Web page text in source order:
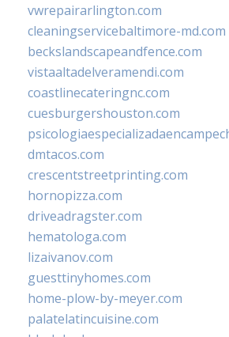
vwrepairarlington.com
cleaningservicebaltimore-md.com
beckslandscapeandfence.com
vistaaltadelveramendi.com
coastlinecateringnc.com
cuesburgershouston.com
dmtacos.com
crescentstreetprinting.com
hornopizza.com
driveadragster.com
hematologa.com
lizaivanov.com
guesttinyhomes.com
home-plow-by-meyer.com
palatelatincuisine.com